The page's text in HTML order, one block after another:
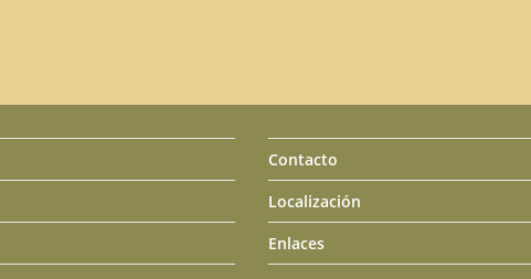
Contacto
Localización
Enlaces